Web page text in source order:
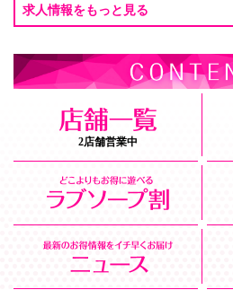
求人情報をもっと見る
2店舗営業中